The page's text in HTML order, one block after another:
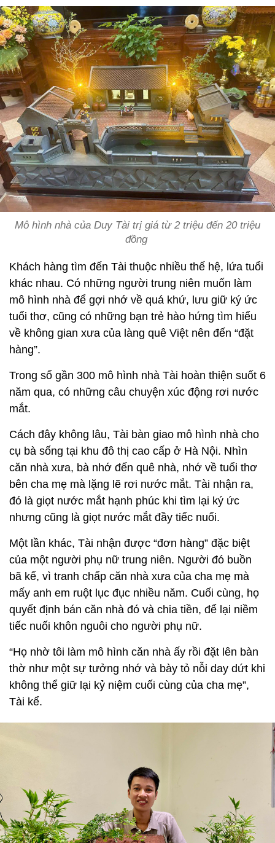
Mô hình nhà của Duy Tài trị giá từ 2 triệu đến 20 triệu
đồng
Khách hàng tìm đến Tài thuộc nhiều thế hệ, lứa tuổi
khác nhau. Có những người trung niên muốn làm
mô hình nhà để gợi nhớ về quá khứ, lưu giữ ký ức
tuổi thơ, cũng có những bạn trẻ hào hứng tìm hiểu
về không gian xưa của làng quê Việt nên đến “đặt
hàng”.
Trong số gần 300 mô hình nhà Tài hoàn thiện suốt 6
năm qua, có những câu chuyện xúc động rơi nước
mắt.
Cách đây không lâu, Tài bàn giao mô hình nhà cho
cụ bà sống tại khu đô thị cao cấp ở Hà Nội. Nhìn
căn nhà xưa, bà nhớ đến quê nhà, nhớ về tuổi thơ
bên cha mẹ mà lặng lẽ rơi nước mắt. Tài nhận ra,
đó là giọt nước mắt hạnh phúc khi tìm lại ký ức
nhưng cũng là giọt nước mắt đầy tiếc nuối.
Một lần khác, Tài nhận được “đơn hàng” đặc biệt
của một người phụ nữ trung niên. Người đó buồn
bã kể, vì tranh chấp căn nhà xưa của cha mẹ mà
mấy anh em ruột lục đục nhiều năm. Cuối cùng, họ
quyết định bán căn nhà đó và chia tiền, để lại niềm
tiếc nuối khôn nguôi cho người phụ nữ.
“Họ nhờ tôi làm mô hình căn nhà ấy rồi đặt lên bàn
thờ như một sự tưởng nhớ và bày tỏ nỗi day dứt khi
không thể giữ lại kỷ niệm cuối cùng của cha mẹ”,
Tài kể.